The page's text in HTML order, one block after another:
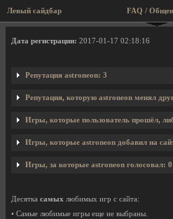
Левый сайдбар FAQ /
Профиль
Дата регистрации: 2017-01-17 02:18:16
Репутация astroneon: 3
Репутация, которую astroneon менял
Игры, которые пользователь прошёл,
Игры, которые astroneon добавил на
Игры, за которые astroneon голосовал: 0
Десятка самых любимых игр с сайта:
• Самые любимые игры еще не выбраны.